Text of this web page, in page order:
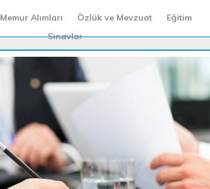
Memur Alımları Özlük ve Mevzuat
Eğitim
Sınavlar